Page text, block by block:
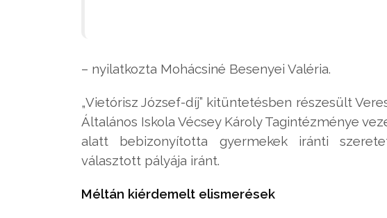
– nyilatkozta Mohácsiné Besenyei Valéria.
„Vietórisz József-díj” kitüntetésben részesült
Általános Iskola Vécsey Károly Tagintézménye
alatt bebizonyította gyermekek iránti
választott pályája iránt.
Méltán kiérdemelt elismerések